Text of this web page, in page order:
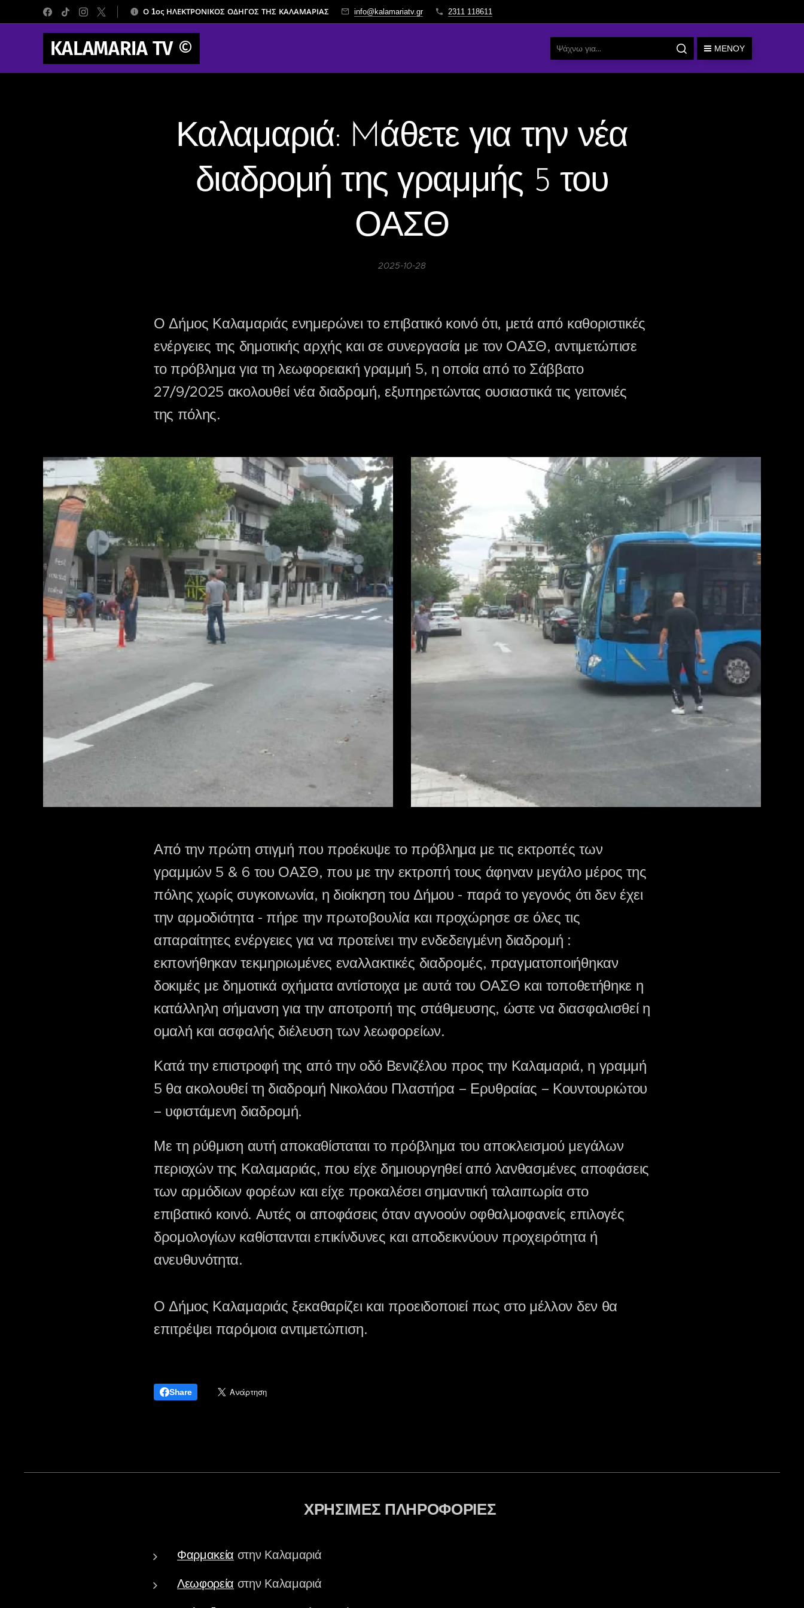
Ο 1ος ΗΛΕΚΤΡΟΝΙΚΟΣ ΟΔΗΓΟΣ ΤΗΣ ΚΑΛΑΜΑΡΙΑΣ info@kalamariatv.gr 2311 118611
KALAMARIA TV© ΜΕΝΟΎ
Καλαμαριά: Mάθετε για την νέα
διαδρομή της γραμμής 5 του
ΟΑΣΘ
2025-10-28
Ο Δήμος Καλαμαριάς ενημερώνει το επιβατικό κοινό ότι, μετά από καθοριστικές
ενέργειες της δημοτικής αρχής και σε συνεργασία με τον ΟΑΣΘ, αντιμετώπισε
το πρόβλημα για τη λεωφορειακή γραμμή 5, η οποία από το Σάββατο
27/9/2025 ακολουθεί νέα διαδρομή, εξυπηρετώντας ουσιαστικά τις γειτονιές
της πόλης.
Από την πρώτη στιγμή που προέκυψε το πρόβλημα με τις εκτροπές των
γραμμών 5 & 6 του ΟΑΣΘ, που με την εκτροπή τους άφηναν μεγάλο μέρος της
πόλης χωρίς συγκοινωνία, η διοίκηση του Δήμου - παρά το γεγονός ότι δεν έχει
την αρμοδιότητα - πήρε την πρωτοβουλία και προχώρησε σε όλες τις
απαραίτητες ενέργειες για να προτείνει την ενδεδειγμένη διαδρομή :
εκπονήθηκαν τεκμηριωμένες εναλλακτικές διαδρομές, πραγματοποιήθηκαν
δοκιμές με δημοτικά οχήματα αντίστοιχα με αυτά του ΟΑΣΘ και τοποθετήθηκε η
κατάλληλη σήμανση για την αποτροπή της στάθμευσης, ώστε να διασφαλισθεί η
ομαλή και ασφαλής διέλευση των λεωφορείων.
Κατά την επιστροφή της από την οδό Βενιζέλου προς την Καλαμαριά, η γραμμή
5 θα ακολουθεί τη διαδρομή Νικολάου Πλαστήρα – Ερυθραίας – Κουντουριώτου
– υφιστάμενη διαδρομή.
Με τη ρύθμιση αυτή αποκαθίσταται το πρόβλημα του αποκλεισμού μεγάλων
περιοχών της Καλαμαριάς, που είχε δημιουργηθεί από λανθασμένες αποφάσεις
των αρμόδιων φορέων και είχε προκαλέσει σημαντική ταλαιπωρία στο
επιβατικό κοινό. Αυτές οι αποφάσεις όταν αγνοούν οφθαλμοφανείς επιλογές
δρομολογίων καθίστανται επικίνδυνες και αποδεικνύουν προχειρότητα ή
ανευθυνότητα.
Ο Δήμος Καλαμαριάς ξεκαθαρίζει και προειδοποιεί πως στο μέλλον δεν θα
επιτρέψει παρόμοια αντιμετώπιση.
Share
ΧΡΗΣΙΜΕΣ ΠΛΗΡΟΦΟΡΙΕΣ
Φαρμακεία στην Καλαμαριά
Λεωφορεία στην Καλαμαριά